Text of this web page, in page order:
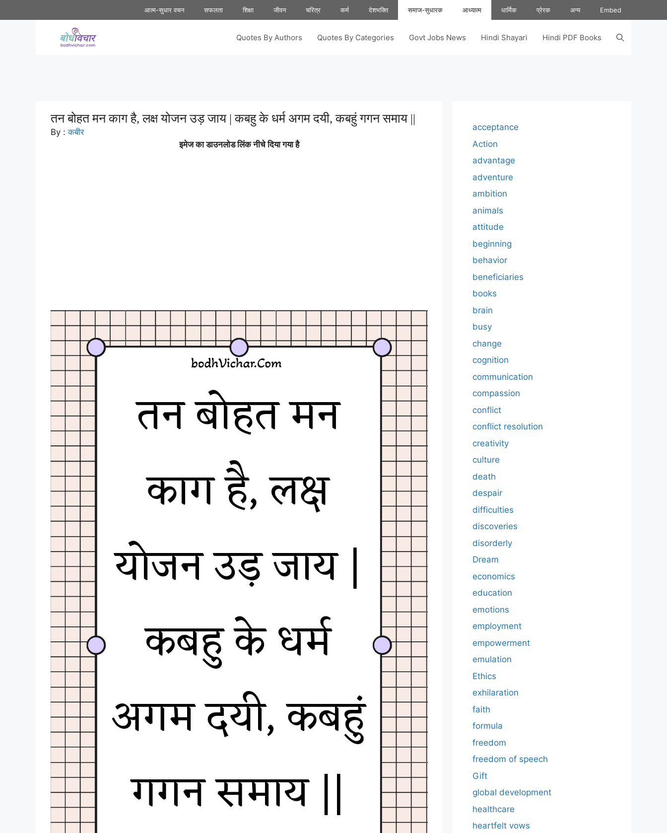
to
आत्म-सुधार वचन सफलता शिक्षा जीवन चरित्र कर्म देशभक्ति समाज-सुधारक आध्यात्म धार्मिक प्रेरक अन्य Embed
Quotes By Authors Quotes By Categories Govt Jobs News Hindi Shayari Hindi PDF Books
तन बोहत मन काग है, लक्ष योजन उड़ जाय | कबहु के धर्म अगम दयी, कबहुं गगन समाय ||
By :कबीर
इमेज का डाउनलोड लिंक नीचे दिया गया है
acceptance
Action
advantage
adventure
ambition
animals
attitude
beginning
behavior
beneficiaries
books
brain
busy
change
cognition
communication
compassion
conflict
conflict resolution
creativity
culture
death
despair
difficulties
discoveries
disorderly
Dream
economics
education
emotions
employment
empowerment
emulation
Ethics
exhilaration
faith
formula
freedom
freedom of speech
Gift
global development
healthcare
heartfelt vows